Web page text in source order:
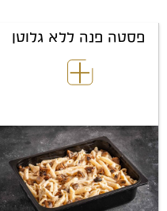
פסטה פנה ללא גלוטן